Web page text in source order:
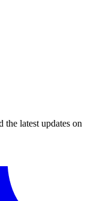
the latest updates on